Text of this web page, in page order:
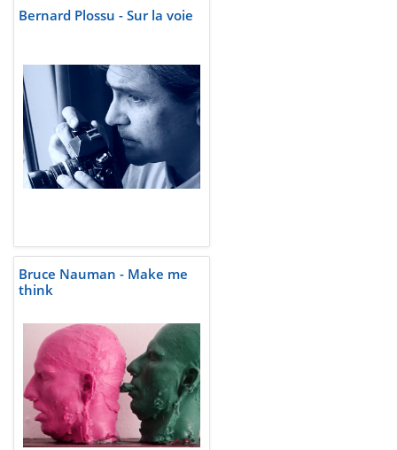
Bernard Plossu - Sur la voie
Bruce Nauman - Make me
think